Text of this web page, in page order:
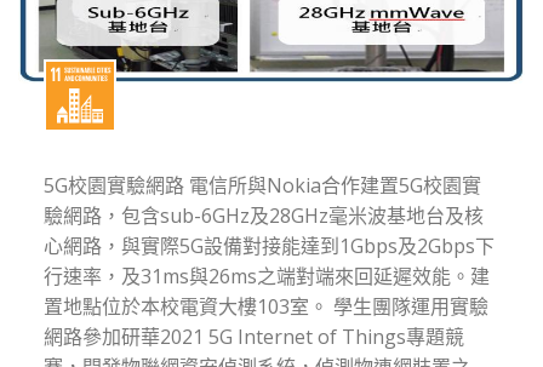
5G校園實驗網路 電信所與Nokia合作建置5G校園實
驗網路，包含sub-6GHz及28GHz毫米波基地台及核
心網路，與實際5G設備對接能達到1Gbps及2Gbps下
行速率，及31ms與26ms之端對端來回延遲效能。建
置地點位於本校電資大樓103室。 學生團隊運用實驗
網路參加研華2021 5G Internet of Things專題競